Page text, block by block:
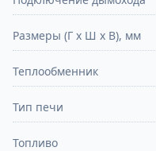
Размеры (Г х Ш х В), мм
Теплообменник
Тип печи
Топливо